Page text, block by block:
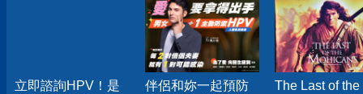
立即諮詢HPV！是
伴侶和妳一起預防
The Last of the